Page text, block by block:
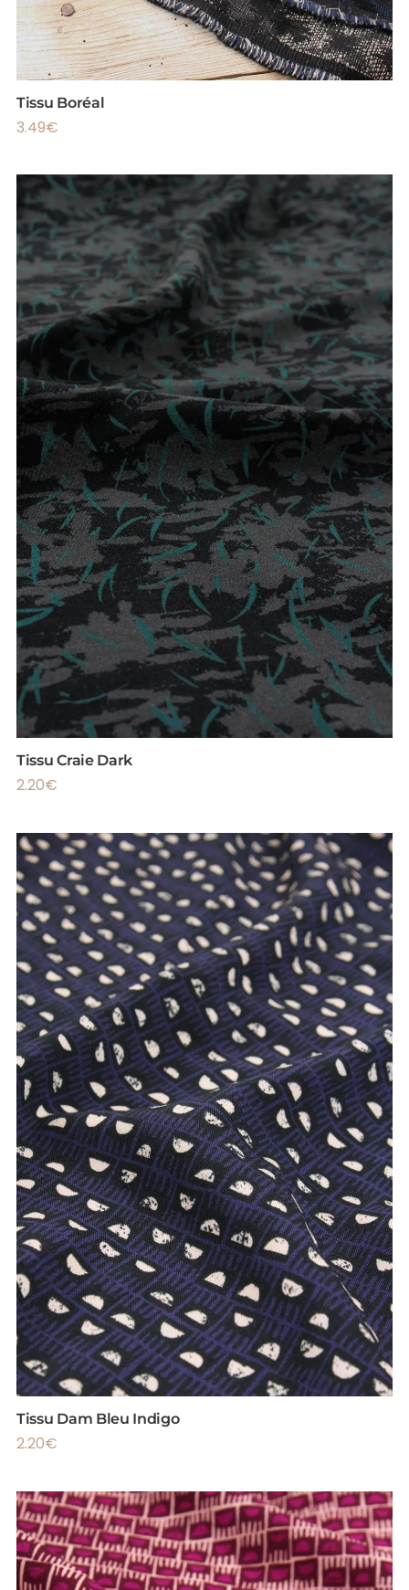
Tissu Boréal
3.49€
Tissu Craie Dark
2.20€
Tissu Dam Bleu Indigo
2.20€